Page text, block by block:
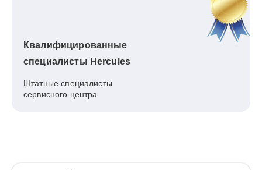
Квалифицированные
специалисты Hercules
Штатные специалисты
сервисного центра